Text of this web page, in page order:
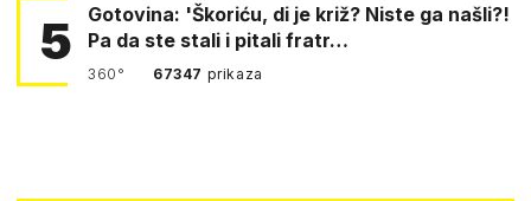
5
Gotovina: 'Škoriću, di je križ? Niste ga našli?!
Pa da ste stali i pitali fratr…
360° 67347 prikaza